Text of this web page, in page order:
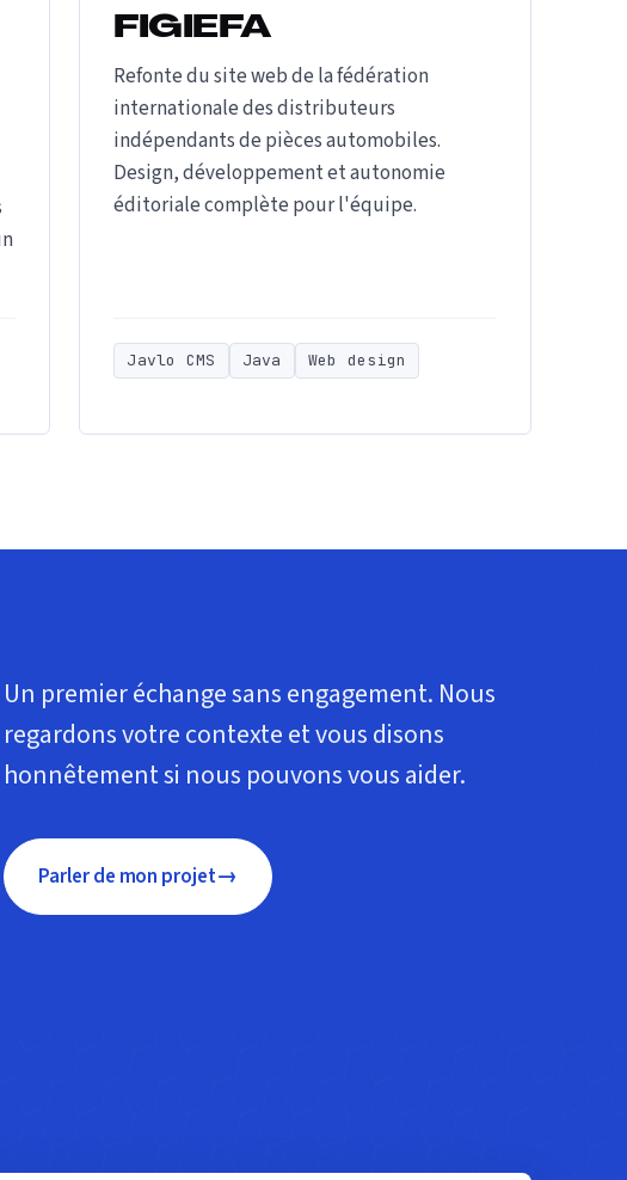
FIGIEFA
Refonte du site web de la fédération
internationale des distributeurs
indépendants de pièces automobiles.
Design, développement et autonomie
éditoriale complète pour l'équipe.
Javlo CMS Java Web design
Un premier échange sans engagement. Nous
regardons votre contexte et vous disons
honnêtement si nous pouvons vous aider.
Parler de mon projet→